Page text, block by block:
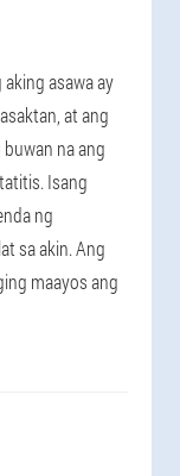
asawa ay
at ang
na ang
Isang
ng
sa akin. Ang
maayos ang